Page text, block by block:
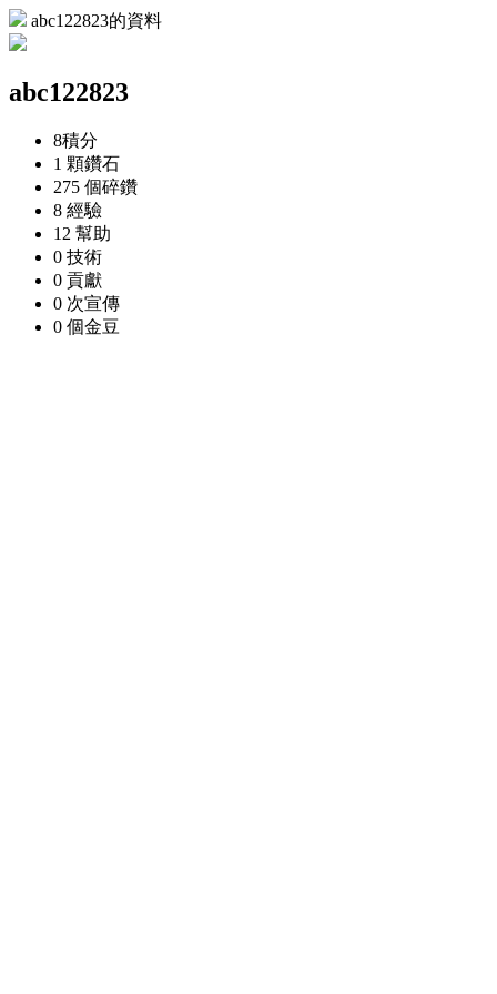
abc122823的資料
abc122823
8積分
1 顆鑽石
275 個碎鑽
8 經驗
12 幫助
0 技術
0 貢獻
0 次宣傳
0 個金豆